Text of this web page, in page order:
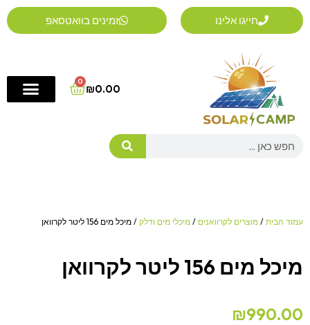
דילוג
לתוכן
חייגו אלינו זמינים בוואטסאפ
₪0.00
0
Cart
Search
עמוד הבית / מוצרים לקרוואנים / מיכלי מים ודלק / מיכל מים 156 ליטר לקרוואן
מיכל מים 156 ליטר לקרוואן
₪990.00